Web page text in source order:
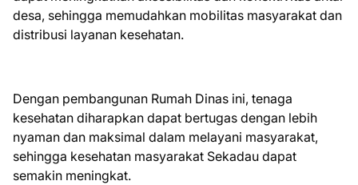
desa, sehingga memudahkan mobilitas masyarakat dan
distribusi layanan kesehatan.
Dengan pembangunan Rumah Dinas ini, tenaga
kesehatan diharapkan dapat bertugas dengan lebih
nyaman dan maksimal dalam melayani masyarakat,
sehingga kesehatan masyarakat Sekadau dapat
semakin meningkat.